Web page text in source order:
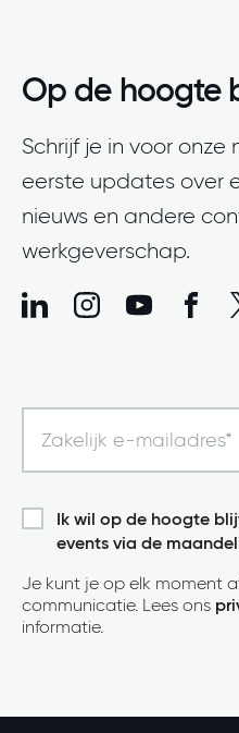
Op de hoogte
Schrijf je in voor onze
eerste updates over
nieuws en andere
werkgeverschap.
Ik wil op de hoogte
events via de
Je kunt je op elk moment
communicatie. Lees ons
informatie.